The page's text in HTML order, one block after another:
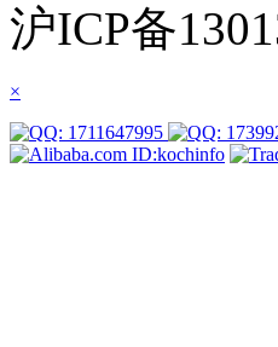
沪ICP备
×